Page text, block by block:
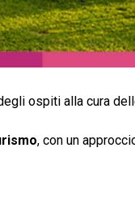
ospiti alla cura
, con un